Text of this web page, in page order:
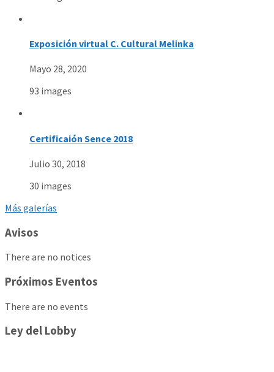
Exposición virtual C. Cultural Melinka
Mayo 28, 2020
93 images
Certificaión Sence 2018
Julio 30, 2018
30 images
Más galerías
Avisos
There are no notices
Próximos Eventos
There are no events
Ley del Lobby